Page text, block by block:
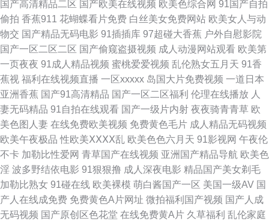
本色图另类 男女国产 伊人阁婷婷 激情四射天柳婷婷 丁香五月网站 人妖成人
网 国产久草香蕉 日韩无码图片网站 影音先锋亚州精品 狼人久操 久久不射一
区 国产视频福利 传媒视频在线入口 久草资源站AV 91色狼导航 日韩日日操
国内精品第一页 18视频 AV色导航 国产视频51 香蕉伊人在钱 久草福利精品
91视频熟女 天堂资源 91探花超碰 91蜜臀中文字幕 国产五码 国产精品 韩国
操人人 国产免费美女大片 操逼福利 97涩在线资源网 97精品色情 福利社毛片
俺去也伦理 超碰在线资源站 尤物自拍成人 99热主页 天天天艹 黄色三级片视
国产高清精品二区 国产欧美在线视频 欧美色综合网 91国产自拍
偷拍 香蕉911 花蝴蝶看片免费 白丝美女免费网站 欧美女人与动
物交 国产精品无码电影 91插插库 97超碰大香蕉 户外自慰影院
国产一区二区二区 国产偷窥盗摄视频 成人动漫网站观看 欧美第
一页夜夜 91成人精品视频 蜜桃爱爱视频 乱伦熟女五月天 91香
蕉视 福利在线视频直播 一区xxxxx 岛国大片免费视频 一道日本
亚洲香蕉 国产91高清精品 国产一区二区福利 伦理在线播放 人
妻无码精品 91自拍在线观看 国产一级片内射 夜夜骑青青草 欧
美色图人妻 在线免费欧美视频 免费黄色毛片 成人精品无码视频
欧美午夜极品 性欧美ⅩⅩⅩⅩ乱 欧美色色六月天 91影视网 午夜伦
不卡 加勒比性爱网 青草国产在线视频 亚洲国产精品导航 欧美色
淫 波多野结依电影 91狠狠撸 成人深夜电影 精品国产美女剃毛
加勒比熟女 91碰在线 欧美裸模 萌白酱国产一区 美国一级AV 国
产人在线成免费 免费黄色A片网址 微拍福利国产视频 国产人成
无码视频 国产原创区色花堂 在线免费黄A片 久草福利 乱伦家庭